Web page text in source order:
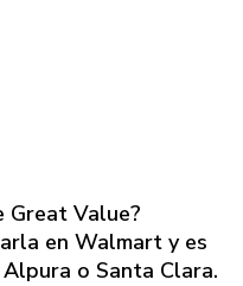
Great Value?
en Walmart y es
o Santa Clara.